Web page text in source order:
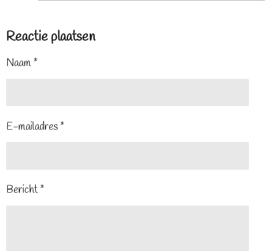
Reactie plaatsen
Naam *
E-mailadres *
Bericht *